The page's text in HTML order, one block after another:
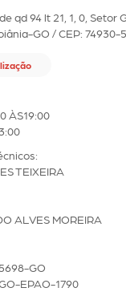
qd 94 lt 21, 1, 0, Setor
GO / CEP: 74930-
ÀS19:00
TEIXEIRA
ALVES MOREIRA
GO
EPAO-1790